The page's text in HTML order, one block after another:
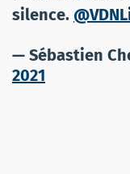
silence. ⁦
— Sébastien
2021